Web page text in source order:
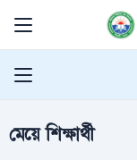
মেয়ে শিক্ষার্থী